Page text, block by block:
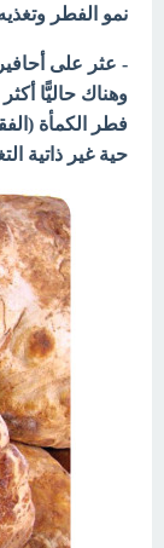
نمو الفطر
فطر الكمأة
حية غير ذاتية